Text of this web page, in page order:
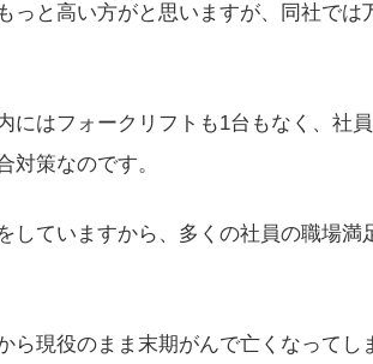
っと高い方がと思いますが、同社で
にはフォークリフトも1台もなく、社
対策なのです。
していますから、多くの社員の職場
ら現役のまま末期がんで亡くなって